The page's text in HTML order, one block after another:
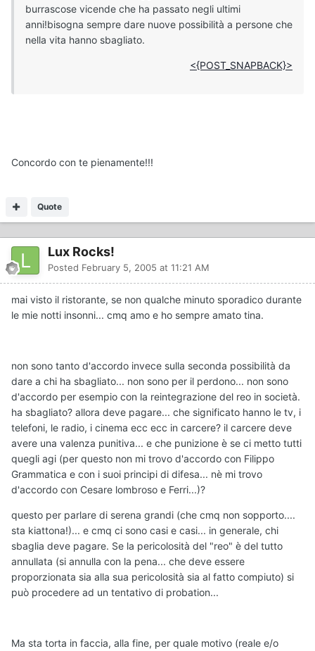
burrascose vicende che ha passato negli ultimi
anni!bisogna sempre dare nuove possibilità a persone che
nella vita hanno sbagliato.
<{POST_SNAPBACK}>
Concordo con te pienamente!!!
Quote
Lux Rocks!
Posted February 5, 2005 at 11:21 AM
mai visto il ristorante, se non qualche minuto sporadico durante
le mie notti insonni... cmq amo e ho sempre amato tina.
non sono tanto d'accordo invece sulla seconda possibilità da
dare a chi ha sbagliato... non sono per il perdono... non sono
d'accordo per esempio con la reintegrazione del reo in società.
ha sbagliato? allora deve pagare... che significato hanno le tv, i
telefoni, le radio, i cinema ecc ecc in carcere? il carcere deve
avere una valenza punitiva... e che punizione è se ci metto tutti
quegli agi (per questo non mi trovo d'accordo con Filippo
Grammatica e con i suoi principi di difesa... nè mi trovo
d'accordo con Cesare lombroso e Ferri...)?
questo per parlare di serena grandi (che cmq non sopporto....
sta kiattona!)... e cmq ci sono casi e casi... in generale, chi
sbaglia deve pagare. Se la pericolosità del "reo" è del tutto
annullata (si annulla con la pena... che deve essere
proporzionata sia alla sua pericolosità sia al fatto compiuto) si
può procedere ad un tentativo di probation...
Ma sta torta in faccia, alla fine, per quale motivo (reale e/o